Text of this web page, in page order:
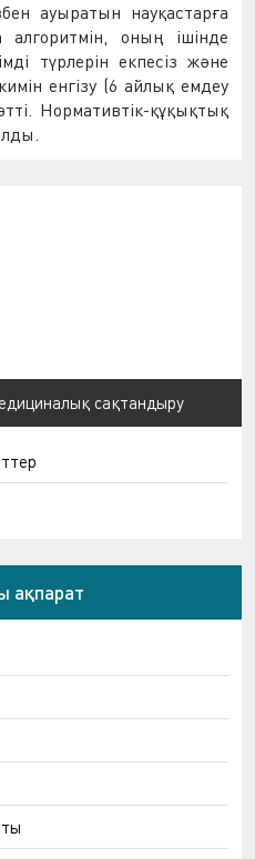
ауыратын науқастарға
оның ішінде
түрлерін екпесіз және
енгізу (6 айлық емдеу
Нормативтік-құқықтық
сақтандыру
ақпарат